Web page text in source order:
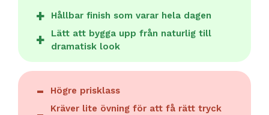
Hållbar finish som varar hela dagen
Lätt att bygga upp från naturlig till
dramatisk look
Högre prisklass
Kräver lite övning för att få rätt tryck